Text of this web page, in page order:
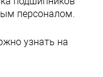
персоналом.
узнать на